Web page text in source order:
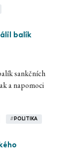
balík
sankčních
a napomoci
# POLITIKA